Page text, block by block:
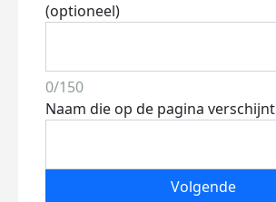
(optioneel)
0/150
Naam die op de pagina verschijnt
Volgende